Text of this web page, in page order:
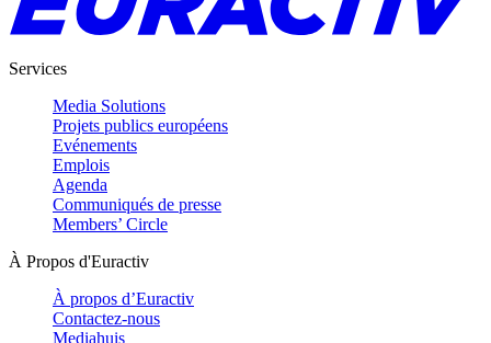
Services
Media Solutions
Projets publics européens
Evénements
Emplois
Agenda
Communiqués de presse
Members’ Circle
À Propos d'Euractiv
À propos d’Euractiv
Contactez-nous
Mediahuis